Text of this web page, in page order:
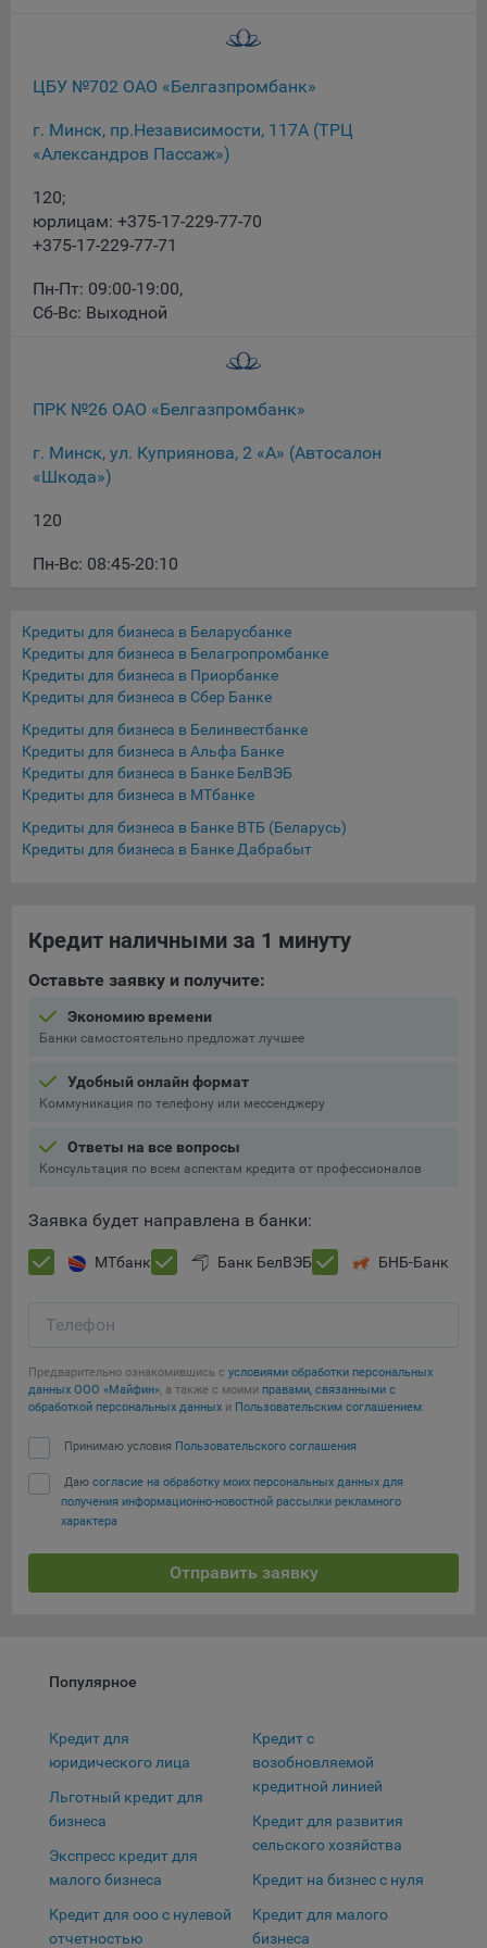
При этом, некоторые браузеры позволяют посещать
хранимый на компьютере объем информации и
того, субъект персональных данных может удалить ранее
сохраненные файлов cookie выбрав соответствующую
Подробнее о параметрах управления можно ознакомиться,
перейдя по внешним ссылкам, ведущим на
соответствующие страницы сайтов основных браузеров:
Firefox
Internet Explorer
имеющимся у него вопросом, в части использования
info@myfin.by
Отключение аналитических cookie-файлов не позволит
определять предпочтения пользователей Сайта, в том
числе наиболее и наименее популярные страницы и
принимать меры по совершенствованию работы Сайта
исходя из предпочтений пользователей
Статистические куки позволяют определять предпочтения
Компании, которым мы поручаем обработку
предоставляемый ООО «Яндекс». Адрес: г. Москва, ул.
конфиденциальности Яндекс.
Google Analytics – сервис веб-аналитики,
предоставляемый компанией Google, Inc. Адрес: Google,
Mountain View, CA 94043, USA.
конфиденциальности Google.
Matomo — это система веб-аналитики, которая позволяет
следит за доступностью сервисов, предоставляемых
Адрес: ООО «Рэкун технолоджи», 220069 г. Минск, пр-т
Дзержинского, д.3Б, пом.44.
Пиксель VK Рекламы - сервис позволяет показывать
Адрес: ООО «ВК», РФ, 125167, г. Москва, Ленинградский
Технические настройки
Технические настройки хранят технические данные вашего
выбора (например, языкового). Техническая аналитика
используется для обеспечения корректной работы сайта.
Компании, которой мы поручаем обработку данных для
Сервис хранения информации, предоставляемый
Отключение рекламных cookie-файлы не позволит
принимать меры по совершенствованию работы
Сайта, исходя из предпочтений пользователя, а также
осуществлять подбор рекламы, иных рекламных
материалов по наиболее актуальному, подходящему
назначению для каждого конкретного пользователя.
данной цели:
ЦБУ №702 ОАО «Белгазпромбанк»
г. Минск, пр.Независимости, 117А (ТРЦ
«Александров Пассаж»)
120;
юрлицам: +375-17-229-77-70
+375-17-229-77-71
Пн-Пт: 09:00-19:00,
Сб-Вс: Выходной
ПРК №26 ОАО «Белгазпромбанк»
г. Минск, ул. Куприянова, 2 «А» (Автосалон
«Шкода»)
120
Пн-Вс: 08:45-20:10
Кредиты для бизнеса в Беларусбанке
Кредиты для бизнеса в Белагропромбанке
Кредиты для бизнеса в Приорбанке
Кредиты для бизнеса в Сбер Банке
Кредиты для бизнеса в Белинвестбанке
Кредиты для бизнеса в Альфа Банке
Кредиты для бизнеса в Банке БелВЭБ
Кредиты для бизнеса в МТбанке
Кредиты для бизнеса в Банке ВТБ (Беларусь)
Кредиты для бизнеса в Банке Дабрабыт
Кредит наличными за 1 минуту
Оставьте заявку и получите:
Экономию времени
Банки самостоятельно предложат лучшее
Удобный онлайн формат
Коммуникация по телефону или мессенджеру
Ответы на все вопросы
Консультация по всем аспектам кредита от профессионалов
Заявка будет направлена в банки:
МТбанк Банк БелВЭБ БНБ-Банк
Телефон
Предварительно ознакомившись с условиями обработки персональных
данных ООО «Майфин», а также с моими правами, связанными с
обработкой персональных данных и Пользовательским соглашением:
Принимаю условия Пользовательского соглашения
Даю согласие на обработку моих персональных данных для
получения информационно-новостной рассылки рекламного
характера
Отправить заявку
Популярное
Кредит для
юридического лица
Льготный кредит для
бизнеса
Экспресс кредит для
малого бизнеса
Кредит для ооо с нулевой
отчетностью
Кредит с
возобновляемой
кредитной линией
Кредит для развития
сельского хозяйства
Кредит на бизнес с нуля
Кредит для малого
бизнеса